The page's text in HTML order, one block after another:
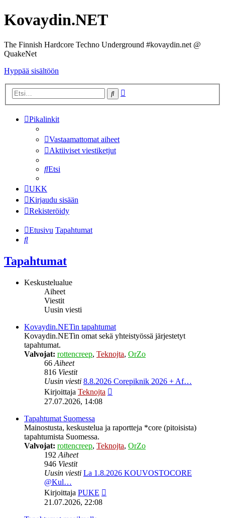
Kovaydin.NET
The Finnish Hardcore Techno Underground #kovaydin.net @
QuakeNet
Hyppää sisältöön
Etsi
Pikalinkit
Vastaamattomat aiheet
Aktiiviset viestiketjut
Etsi
UKK
Kirjaudu sisään
Rekisteröidy
Etusivu Tapahtumat
Etsi
Tapahtumat
Keskustelualue
Aiheet
Viestit
Uusin viesti
Kovaydin.NETin tapahtumat
Kovaydin.NETin omat sekä yhteistyössä järjestetyt
tapahtumat.
Valvojat: rottencreep, Teknojta, OrZo
66 Aiheet
816 Viestit
Uusin viesti 8.8.2026 Corepiknik 2026 + Af…
Kirjoittaja Teknojta
27.07.2026, 14:08
Tapahtumat Suomessa
Mainostusta, keskustelua ja raportteja *core (pitoisista)
tapahtumista Suomessa.
Valvojat: rottencreep, Teknojta, OrZo
192 Aiheet
946 Viestit
Uusin viesti La 1.8.2026 KOUVOSTOCORE
@Kul…
Kirjoittaja PUKE
21.07.2026, 22:08